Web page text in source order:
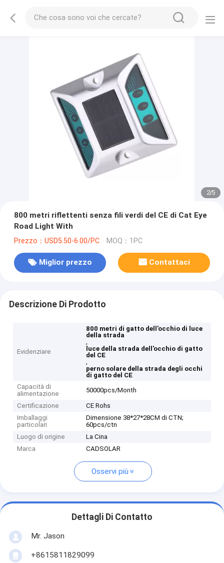
2/5
800 metri riflettenti senza fili verdi del CE di Cat Eye
Road Light With
Prezzo：USD5.50-6.00/PC MOQ：1PC
Miglior prezzo Contattaci
Descrizione Di Prodotto
Evidenziare
800 metri di gatto dell'occhio di luce
della strada
,
luce della strada dell'occhio di gatto
del CE
,
perno solare della strada degli occhi
di gatto del CE
Capacità di
alimentazione
50000pcs/Month
Certificazione
CE Rohs
Imballaggi
particolari
Dimensione 38*27*28CM di CTN;
60pcs/ctn
Luogo di origine
La Cina
Marca
CADSOLAR
Osservi più
Dettagli Di Contatto
Mr. Jason
+8615811829099